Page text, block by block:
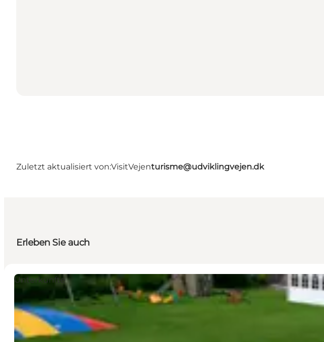
Zuletzt aktualisiert von:VisitVejenturisme@udviklingvejen.dk
Erleben Sie auch
Unterkünfte